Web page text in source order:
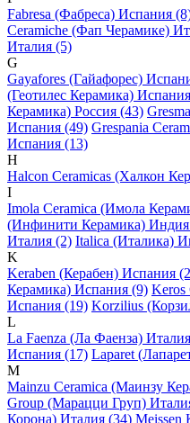
Fabresa (Фабреса) Испания
Ceramiche (Фап Черамике)
Италия (5)
G
Gayafores (Гайафорес)
(Геотилес Керамика)
Керамика) Россия (43)
Испания (49) Grespania
Испания (13)
H
Halcon Ceramicas (Халкон
I
Imola Ceramica (Имола
(Инфинити Керамика) Индия
Италия (2) Italica (Италика)
K
Keraben (Керабен) Испания
Керамика) Испания (9) Keros
Испания (19) Korzilius
L
La Faenza (Ла Фаенза)
Испания (17) Laparet
M
Mainzu Ceramica (Маинзу
Group (Марацци Груп)
Корона) Италия (34) Meissen